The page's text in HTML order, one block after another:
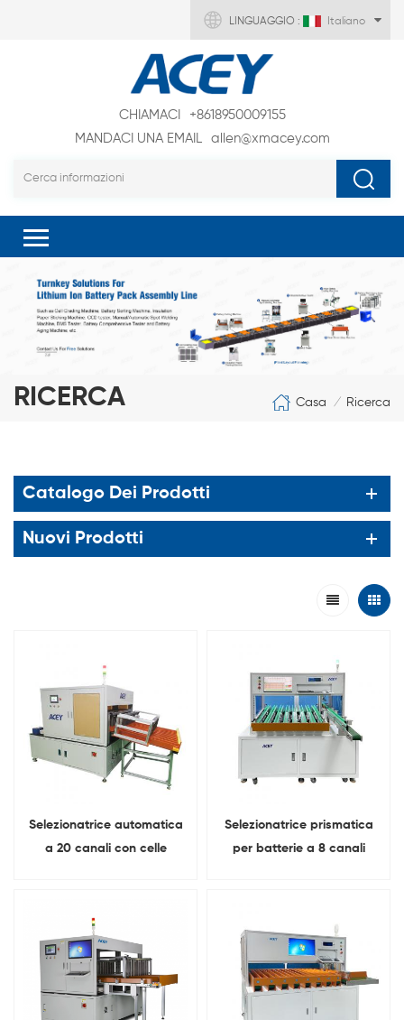
LINGUAGGIO : Italiano
CHIAMACI
+8618950009155
MANDACI UNA EMAIL
allen@xmacey.com
RICERCA Casa / Ricerca
Catalogo Dei Prodotti
Nuovi Prodotti
Selezionatrice automatica
a 20 canali con celle
Selezionatrice prismatica
per batterie a 8 canali